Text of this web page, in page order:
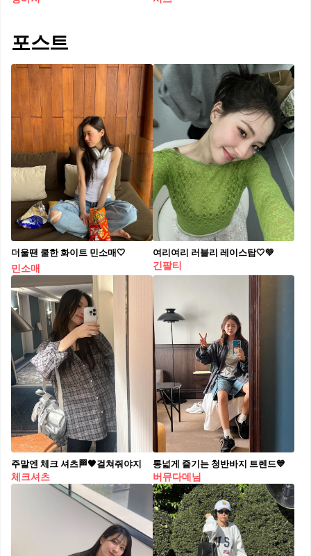
포스트
더울땐 쿨한 화이트 민소매🤍
민소매
여리여리 러블리 레이스탑🤍💚
긴팔티
주말엔 체크 셔츠🏁🖤걸쳐줘야지
체크셔츠
통넓게 즐기는 청반바지 트렌드💙
버뮤다데님